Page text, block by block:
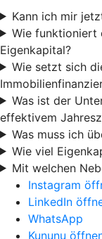
Kann ich mir
Wie funktioniert
Eigenkapital?
Wie setzt sich
Was ist der
effektivem
Was muss ich
Wie viel
Mit welchen
Instagram
LinkedIn
WhatsApp
Kununu